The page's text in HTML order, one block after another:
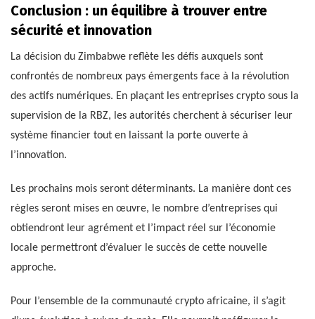
Conclusion : un équilibre à trouver entre
sécurité et innovation
La décision du Zimbabwe reflète les défis auxquels sont
confrontés de nombreux pays émergents face à la révolution
des actifs numériques. En plaçant les entreprises crypto sous la
supervision de la RBZ, les autorités cherchent à sécuriser leur
système financier tout en laissant la porte ouverte à
l’innovation.
Les prochains mois seront déterminants. La manière dont ces
règles seront mises en œuvre, le nombre d’entreprises qui
obtiendront leur agrément et l’impact réel sur l’économie
locale permettront d’évaluer le succès de cette nouvelle
approche.
Pour l’ensemble de la communauté crypto africaine, il s’agit